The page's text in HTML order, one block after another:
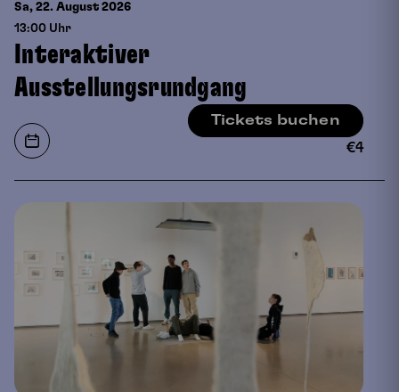
Sa, 22. August 2026
13:00 Uhr
Interaktiver
Ausstellungsrundgang
Tickets buchen
€4